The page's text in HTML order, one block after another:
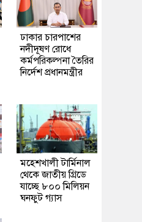
ঢাকার চারপাশের
নদীদূষণ রোধে
কর্মপরিকল্পনা তৈরির
নির্দেশ প্রধানমন্ত্রীর
মহেশখালী টার্মিনাল
থেকে জাতীয় গ্রিডে
যাচ্ছে ৮০০ মিলিয়ন
ঘনফুট গ্যাস